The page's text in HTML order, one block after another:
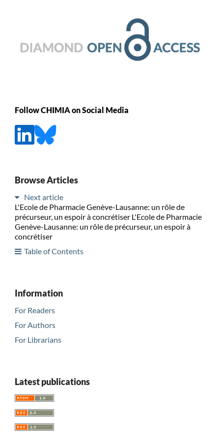
Follow CHIMIA on Social Media
Browse Articles
Next article
L'Ecole de Pharmacie Genève-Lausanne: un rôle de
précurseur, un espoir à concrétiser L'Ecole de Pharmacie
Genève-Lausanne: un rôle de précurseur, un espoir à
concrétiser
Table of Contents
Information
For Readers
For Authors
For Librarians
Latest publications